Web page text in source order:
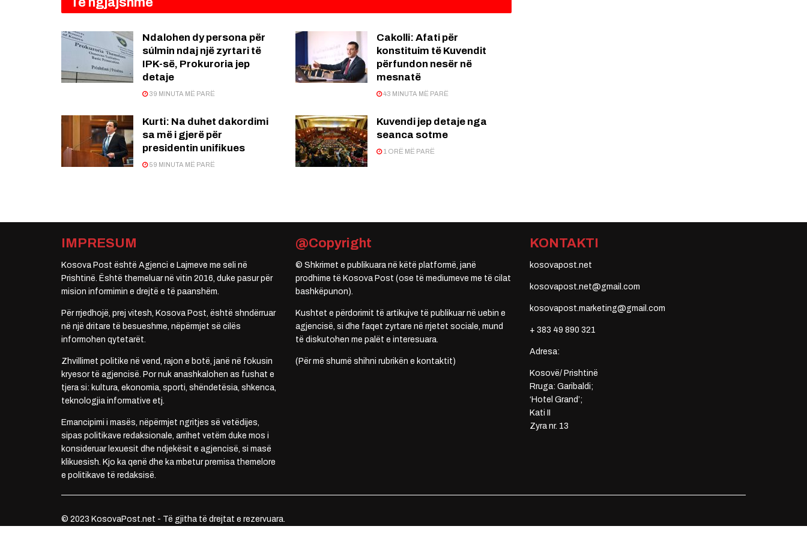
Ndalohen dy persona për
súlmin ndaj një zyrtari të
IPK-së, Prokuroria jep
detaje
39 MINUTA MË PARË
Cakolli: Afati për
konstituim të Kuvendit
përfundon nesër në
mesnatë
43 MINUTA MË PARË
Kurti: Na duhet dakordimi
sa më i gjerë për
presidentin unifikues
59 MINUTA MË PARË
Kuvendi jep detaje nga
seanca sotme
1 ORË MË PARË
IMPRESUM
Kosova Post është Agjenci e Lajmeve me seli në
Prishtinë. Është themeluar në vitin 2016, duke pasur për
mision informimin e drejtë e të paanshëm.
Për rrjedhojë, prej vitesh, Kosova Post, është shndërruar
në një dritare të besueshme, nëpërmjet së cilës
informohen qytetarët.
Zhvillimet politike në vend, rajon e botë, janë në fokusin
kryesor të agjencisë. Por nuk anashkalohen as fushat e
tjera si: kultura, ekonomia, sporti, shëndetësia, shkenca,
teknologjia informative etj.
Emancipimi i masës, nëpërmjet ngritjes së vetëdijes,
sipas politikave redaksionale, arrihet vetëm duke mos i
konsideruar lexuesit dhe ndjekësit e agjencisë, si masë
klikuesish. Kjo ka qenë dhe ka mbetur premisa themelore
e politikave të redaksisë.
@Copyright
© Shkrimet e publikuara në këtë platformë, janë
prodhime të Kosova Post (ose të mediumeve me të cilat
bashkëpunon).
Kushtet e përdorimit të artikujve të publikuar në uebin e
agjencisë, si dhe faqet zyrtare në rrjetet sociale, mund
të diskutohen me palët e interesuara.
(Për më shumë shihni rubrikën e kontaktit)
KONTAKTI
kosovapost.net
kosovapost.net@gmail.com
kosovapost.marketing@gmail.com
+ 383 49 890 321
Adresa:
Kosovë/ Prishtinë
Rruga: Garibaldi;
‘Hotel Grand’;
Kati II
Zyra nr. 13
© 2023 KosovaPost.net - Të gjitha të drejtat e rezervuara.